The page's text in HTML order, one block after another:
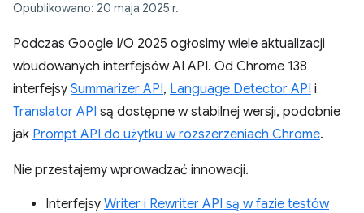
Opublikowano: 20 maja 2025 r.
Podczas Google I/O 2025 ogłosimy wiele aktualizacji
wbudowanych interfejsów AI API. Od Chrome 138
interfejsy Summarizer API, Language Detector API i
Translator API są dostępne w stabilnej wersji, podobnie
jak Prompt API do użytku w rozszerzeniach Chrome.
Nie przestajemy wprowadzać innowacji.
Interfejsy Writer i Rewriter API są w fazie testów